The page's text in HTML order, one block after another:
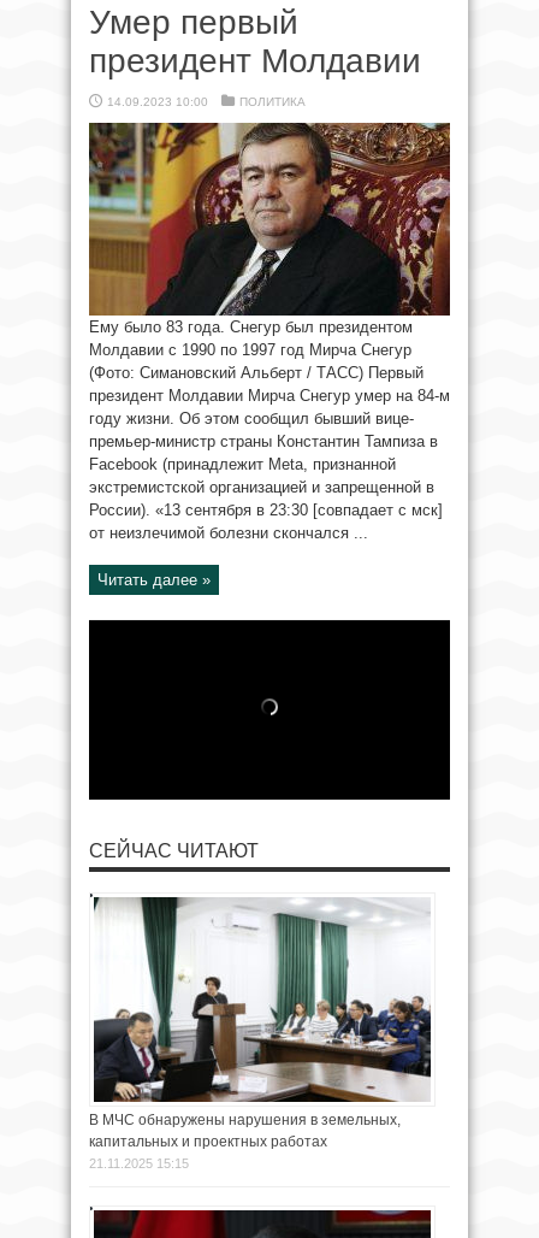
Умер первый
президент Молдавии
14.09.2023 10:00 ПОЛИТИКА
Ему было 83 года. Снегур был президентом
Молдавии с 1990 по 1997 год Мирча Снегур
(Фото: Симановский Альберт / ТАСС) Первый
президент Молдавии Мирча Снегур умер на 84-м
году жизни. Об этом сообщил бывший вице-
премьер-министр страны Константин Тампиза в
Facebook (принадлежит Meta, признанной
экстремистcкой организацией и запрещенной в
России). «13 сентября в 23:30 [совпадает с мск]
от неизлечимой болезни скончался ...
Читать далее »
СЕЙЧАС ЧИТАЮТ
В МЧС обнаружены нарушения в земельных,
капитальных и проектных работах
21.11.2025 15:15